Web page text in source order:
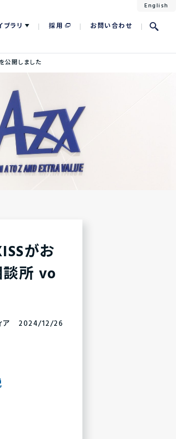
ブラリ 採用 お問い合わせ
English
公開しました
がお
談所 vo
ア 2024/12/26